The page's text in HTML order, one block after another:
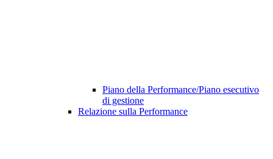
Piano della Performance/Piano esecutivo
di gestione
Relazione sulla Performance